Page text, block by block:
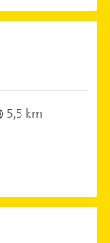
5,5 km